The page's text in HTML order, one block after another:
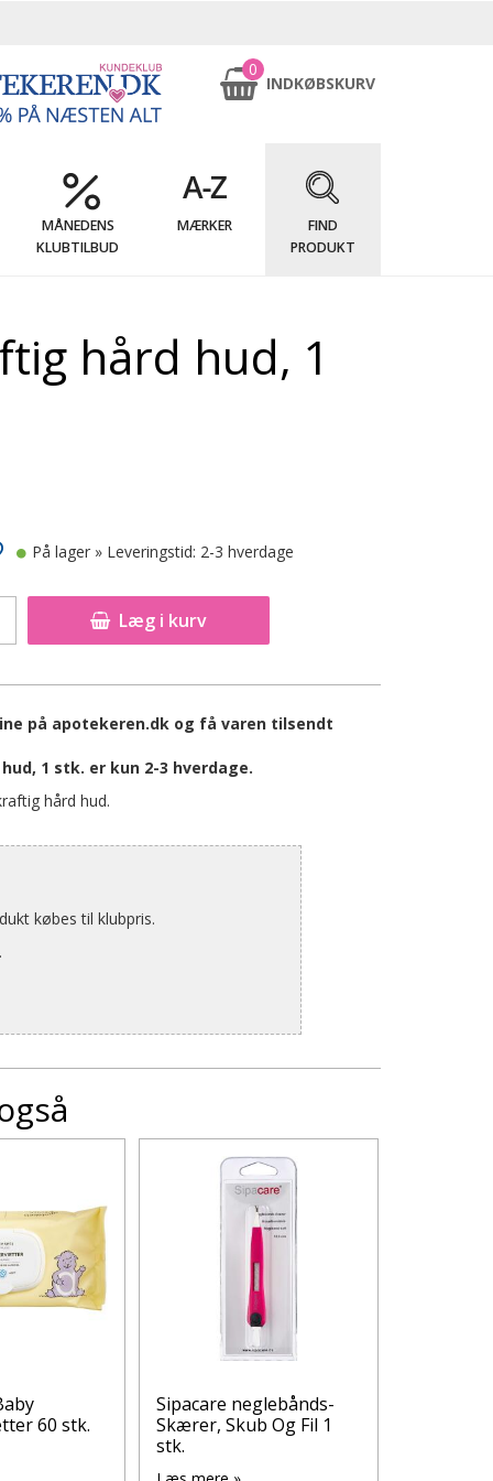
0
INDKØBSKURV
MÅNEDENS
KLUBTILBUD
MÆRKER
FIND
PRODUKT
hård hud, 1
Læg i kurv
På lager » Leveringstid: 2-3 hverdage
på apotekeren.dk og få varen tilsendt
1 stk. er kun 2-3 hverdage.
hård hud.
købes til klubpris.
60 stk.
Sipacare neglebånds-
Skærer, Skub Og Fil 1
stk.